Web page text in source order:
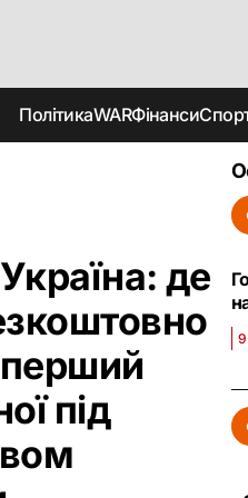
ПолітикаWARФінанси
де
під
9